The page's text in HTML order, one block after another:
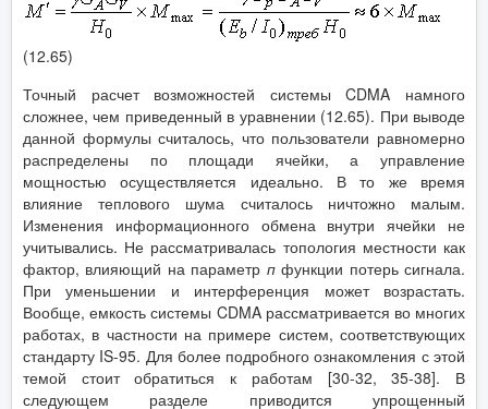
(12.65)
Точный расчет возможностей системы CDMA намного
сложнее, чем приведенный в уравнении (12.65). При выводе
данной формулы считалось, что пользователи равномерно
распределены по площади ячейки, а управление
мощностью осуществляется идеально. В то же время
влияние теплового шума считалось ничтожно малым.
Изменения информационного обмена внутри ячейки не
учитывались. Не рассматривалась топология местности как
фактор, влияющий на параметр пфункции потерь сигнала.
При уменьшении и интерференция может возрастать.
Вообще, емкость системы CDMA рассматривается во многих
работах, в частности на примере систем, соответствующих
стандарту IS-95. Для более подробного ознакомления с этой
темой стоит обратиться к работам [30-32, 35-38]. В
следующем разделе приводится упрощенный